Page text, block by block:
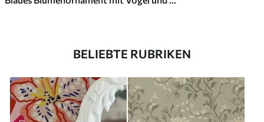
BELIEBTE RUBRIKEN